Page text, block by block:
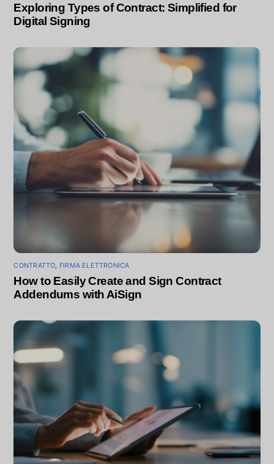
Exploring Types of Contract: Simplified for
Digital Signing
CONTRATTO, FIRMA ELETTRONICA
How to Easily Create and Sign Contract
Addendums with AiSign